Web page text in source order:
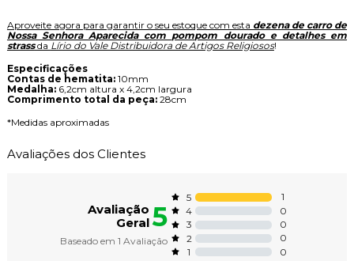
Aproveite agora para garantir o seu estoque com esta dezena de carro de
Nossa Senhora Aparecida com pompom dourado e detalhes em
strassda Lírio do Vale Distribuidora de Artigos Religiosos!
Especificações
Contas de hematita:10mm
Medalha:6,2cm altura x 4,2cm largura
Comprimento total da peça:28cm
*Medidas aproximadas
Avaliações dos Clientes
Avaliação
Geral5
Baseado em 1 Avaliação
5
1
4
0
3
0
2
0
1
0